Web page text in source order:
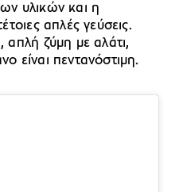
υλικών και η
απλές γεύσεις.
, απλή ζύμη με αλάτι,
είναι πεντανόστιμη.